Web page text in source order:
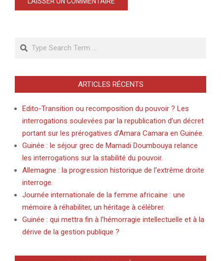
ARTICLES RÉCENTS
Edito-Transition ou recomposition du pouvoir ? Les
interrogations soulevées par la republication d’un décret
portant sur les prérogatives d’Amara Camara en Guinée.
Guinée : le séjour grec de Mamadi Doumbouya relance
les interrogations sur la stabilité du pouvoir.
Allemagne : la progression historique de l’extrême droite
interroge.
Journée internationale de la femme africaine : une
mémoire à réhabiliter, un héritage à célébrer.
Guinée : qui mettra fin à l’hémorragie intellectuelle et à la
dérive de la gestion publique ?